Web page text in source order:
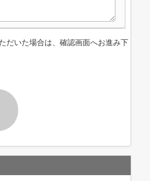
だいた場合は、確認画面へお進み下